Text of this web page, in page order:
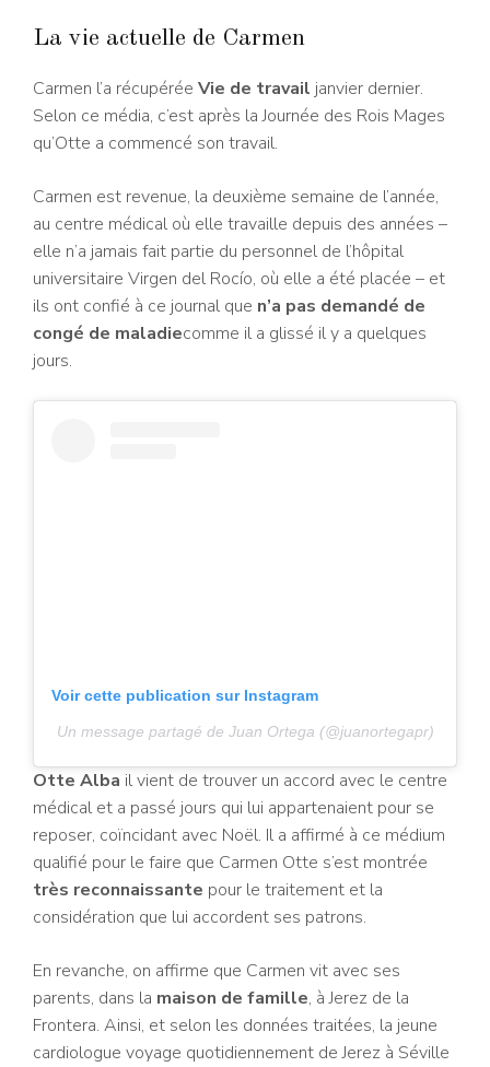
La vie actuelle de Carmen
Carmen l’a récupérée Vie de travail janvier dernier.
Selon ce média, c’est après la Journée des Rois Mages
qu’Otte a commencé son travail.
Carmen est revenue, la deuxième semaine de l’année,
au centre médical où elle travaille depuis des années –
elle n’a jamais fait partie du personnel de l’hôpital
universitaire Virgen del Rocío, où elle a été placée – et
ils ont confié à ce journal que n’a pas demandé de
congé de maladiecomme il a glissé il y a quelques
jours.
Voir cette publication sur Instagram
Un message partagé de Juan Ortega (@juanortegapr)
Otte Alba il vient de trouver un accord avec le centre
médical et a passé jours qui lui appartenaient pour se
reposer, coïncidant avec Noël. Il a affirmé à ce médium
qualifié pour le faire que Carmen Otte s’est montrée
très reconnaissante pour le traitement et la
considération que lui accordent ses patrons.
En revanche, on affirme que Carmen vit avec ses
parents, dans la maison de famille, à Jerez de la
Frontera. Ainsi, et selon les données traitées, la jeune
cardiologue voyage quotidiennement de Jerez à Séville